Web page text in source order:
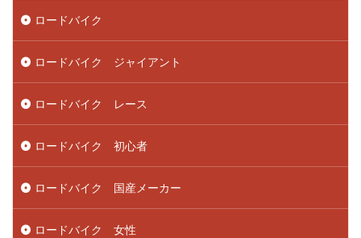
ロードバイク
ロードバイク ジャイアント
ロードバイク レース
ロードバイク 初心者
ロードバイク 国産メーカー
ロードバイク 女性